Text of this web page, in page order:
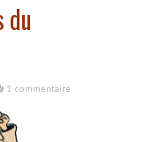
du
1 commentaire